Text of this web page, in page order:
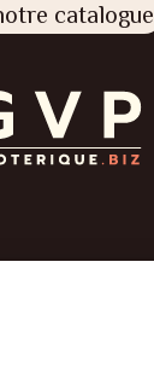
catalogue